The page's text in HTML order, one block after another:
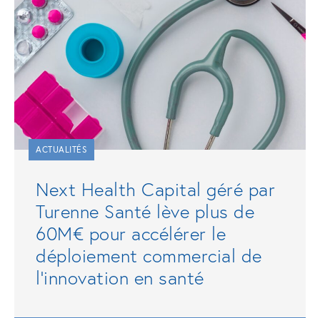
ACTUALITÉS
Next Health Capital géré par
Turenne Santé lève plus de
60M€ pour accélérer le
déploiement commercial de
l'innovation en santé